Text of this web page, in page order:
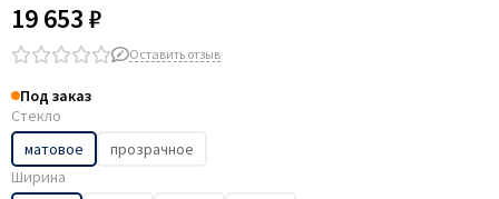
19 653 ₽
Оставить отзыв
Под заказ
Стекло
матовое
прозрачное
Ширина